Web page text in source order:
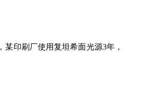
印刷厂使用复坦希面光源3年，